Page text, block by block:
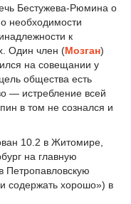
Бестужева-Рюмина о
необходимости
к
Один член (Мозган)
на совещании у
общества есть
— истребление всей
в том не сознался и
10.2 в Житомире,
на главную
Петропавловскую
содержать хорошо») в